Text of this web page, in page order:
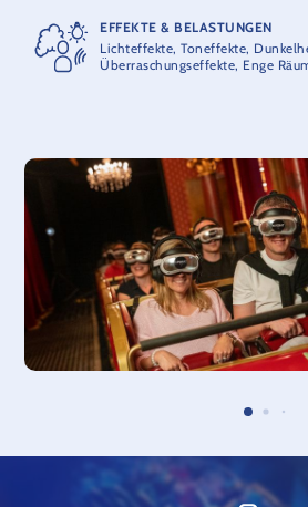
Sicherheitshinweis:Personen mit
/ oder Körperumfang können
EFFEKTE & BELASTUNGEN
Lichteffekte, Toneffekte,
Überraschungseffekte, Enge